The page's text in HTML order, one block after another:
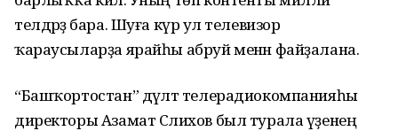
телдәрҙә бара. Шуға күрә ул телевизор
ҡараусыларҙа ярайһы абруй менән файҙалана.
“Башҡортостан” дәүләт телерадиокомпанияһы
директоры Азамат Сәлихов был турала үҙенең